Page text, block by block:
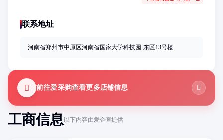
工商信息以下内容由爱企查提供
联系地址
河南省郑州市中原区河南省国家大学科技园-东区13号楼
前往爱采购查看更多店铺信息